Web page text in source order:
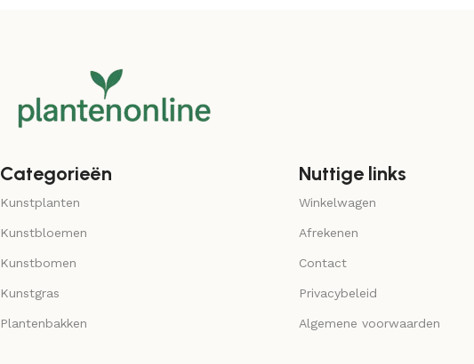
Categorieën
Kunstplanten
Kunstbloemen
Kunstbomen
Kunstgras
Plantenbakken
Nuttige links
Winkelwagen
Afrekenen
Contact
Privacybeleid
Algemene voorwaarden